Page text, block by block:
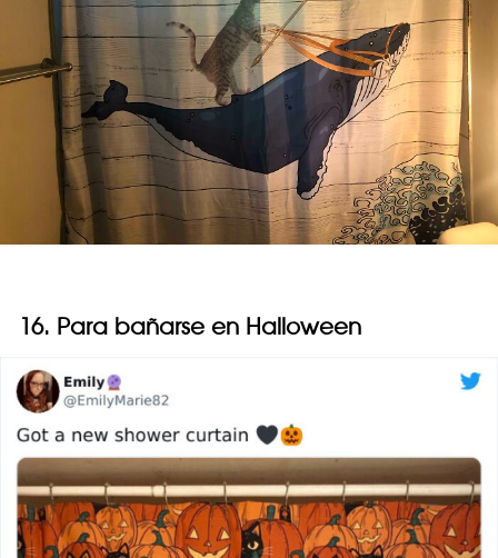
16. Para bañarse en Halloween